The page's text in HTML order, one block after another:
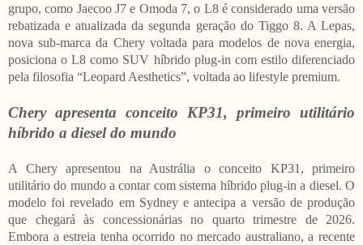
grupo, como Jaecoo J7 e Omoda 7, o L8 é considerado uma versão
rebatizada e atualizada da segunda geração do Tiggo 8. A Lepas,
nova sub-marca da Chery voltada para modelos de nova energia,
posiciona o L8 como SUV híbrido plug-in com estilo diferenciado
pela filosofia “Leopard Aesthetics”, voltada ao lifestyle premium.
Chery apresenta conceito KP31, primeiro utilitário
híbrido a diesel do mundo
A Chery apresentou na Austrália o conceito KP31, primeiro
utilitário do mundo a contar com sistema híbrido plug-in a diesel. O
modelo foi revelado em Sydney e antecipa a versão de produção
que chegará às concessionárias no quarto trimestre de 2026.
Embora a estreia tenha ocorrido no mercado australiano, a recente